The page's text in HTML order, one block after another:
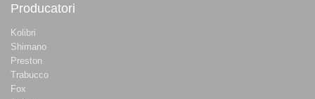
Producatori
Kolibri
Shimano
Preston
Trabucco
Fox